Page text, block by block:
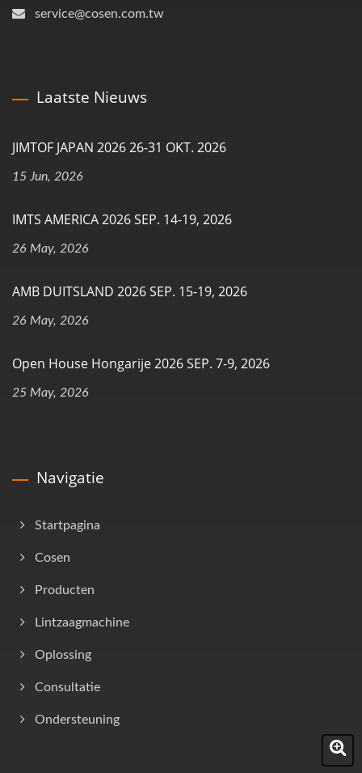
service@cosen.com.tw
Laatste Nieuws
JIMTOF JAPAN 2026 26-31 OKT. 2026
15 Jun, 2026
IMTS AMERICA 2026 SEP. 14-19, 2026
26 May, 2026
AMB DUITSLAND 2026 SEP. 15-19, 2026
26 May, 2026
Open House Hongarije 2026 SEP. 7-9, 2026
25 May, 2026
Navigatie
Startpagina
Cosen
Producten
Lintzaagmachine
Oplossing
Consultatie
Ondersteuning